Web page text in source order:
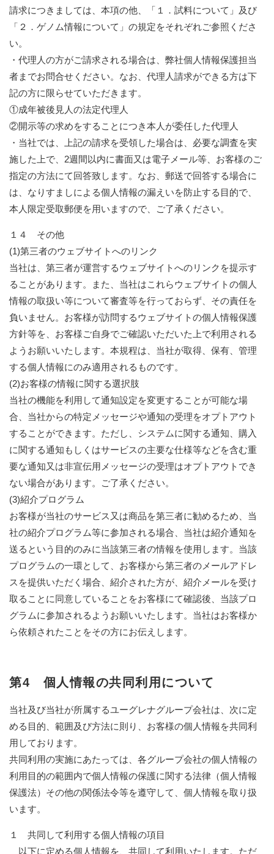
請求につきましては、本項の他、「１．試料について」及び
「２．ゲノム情報について」の規定をそれぞれご参照くださ
い。
・代理人の方がご請求される場合は、弊社個人情報保護担当
者までお問合せください。なお、代理人請求ができる方は下
記の方に限らせていただきます。
①成年被後見人の法定代理人
②開示等の求めをすることにつき本人が委任した代理人
・当社では、上記の請求を受領した場合は、必要な調査を実
施した上で、2週間以内に書面又は電子メール等、お客様のご
指定の方法にて回答致します。なお、郵送で回答する場合に
は、なりすましによる個人情報の漏えいを防止する目的で、
本人限定受取郵便を用いますので、ご了承ください。
１４ その他
(1)第三者のウェブサイトへのリンク
当社は、第三者が運営するウェブサイトへのリンクを提示す
ることがあります。また、当社はこれらウェブサイトの個人
情報の取扱い等について審査等を行っておらず、その責任を
負いません。お客様が訪問するウェブサイトの個人情報保護
方針等を、お客様ご自身でご確認いただいた上で利用される
ようお願いいたします。本規程は、当社が取得、保有、管理
する個人情報にのみ適用されるものです。
(2)お客様の情報に関する選択肢
当社の機能を利用して通知設定を変更することが可能な場
合、当社からの特定メッセージや通知の受理をオプトアウト
することができます。ただし、システムに関する通知、購入
に関する通知もしくはサービスの主要な仕様等などを含む重
要な通知又は非宣伝用メッセージの受理はオプトアウトでき
ない場合があります。ご了承ください。
(3)紹介プログラム
お客様が当社のサービス又は商品を第三者に勧めるため、当
社の紹介プログラム等に参加される場合、当社は紹介通知を
送るという目的のみに当該第三者の情報を使用します。当該
プログラムの一環として、お客様から第三者のメールアドレ
スを提供いただく場合、紹介された方が、紹介メールを受け
取ることに同意していることをお客様にて確認後、当該プロ
グラムに参加されるようお願いいたします。当社はお客様か
ら依頼されたことをその方にお伝えします。
第4 個人情報の共同利用について
当社及び当社が所属するユーグレナグループ会社は、次に定
める目的、範囲及び方法に則り、お客様の個人情報を共同利
用しております。
共同利用の実施にあたっては、各グループ会社の個人情報の
利用目的の範囲内で個人情報の保護に関する法律（個人情報
保護法）その他の関係法令等を遵守して、個人情報を取り扱
います。
１ 共同して利用する個人情報の項目
以下に定める個人情報を、共同して利用いたします。ただ